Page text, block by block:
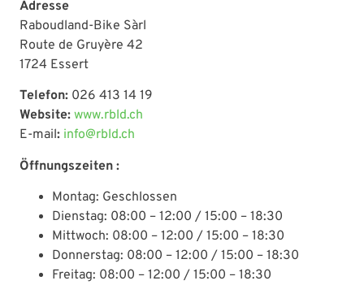
Adresse
Raboudland-Bike Sàrl
Route de Gruyère 42
1724 Essert
Telefon: 026 413 14 19
Website: www.rbld.ch
E-mail: info@rbld.ch
Öffnungszeiten :
Montag: Geschlossen
Dienstag: 08:00 – 12:00 / 15:00 – 18:30
Mittwoch: 08:00 – 12:00 / 15:00 – 18:30
Donnerstag: 08:00 – 12:00 / 15:00 – 18:30
Freitag: 08:00 – 12:00 / 15:00 – 18:30